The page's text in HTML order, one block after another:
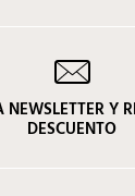
NEWSLETTER Y
DESCUENTO